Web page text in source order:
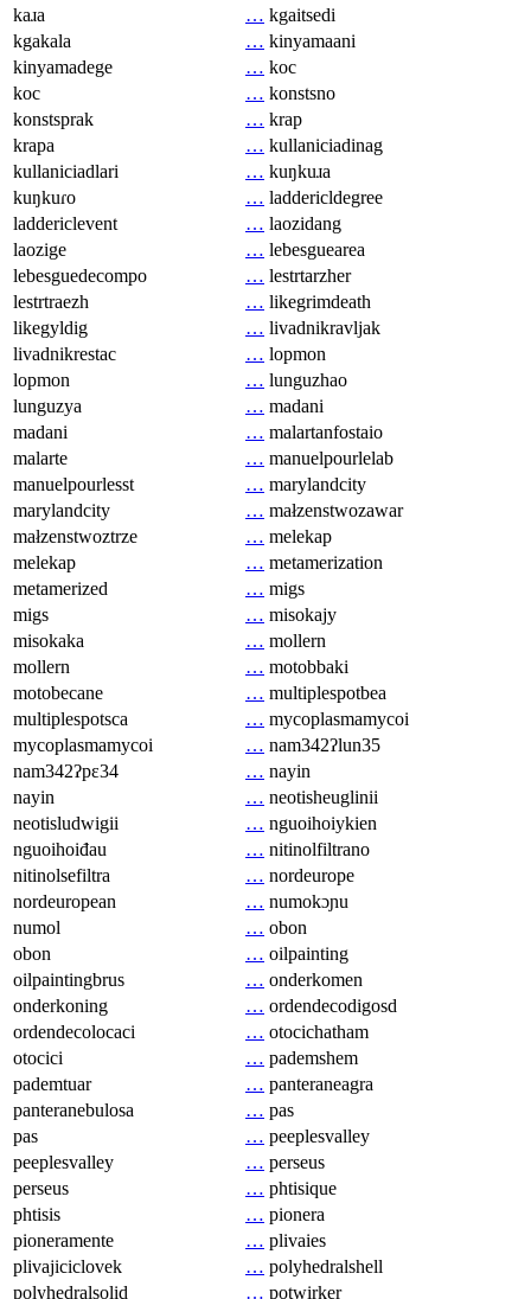
kaɹa
… kgaitsedi
kgakala
… kinyamaani
kinyamadege
… koc
koc
… konstsno
konstsprak
… krap
krapa
… kullaniciadinag
kullaniciadlari
… kuŋkuɹa
kuŋkuɾo
… laddericldegree
laddericlevent
… laozidang
laozige
… lebesguearea
lebesguedecompo
… lestrtarzher
lestrtraezh
… likegrimdeath
likegyldig
… livadnikravljak
livadnikrestac
… lopmon
lopmon
… lunguzhao
lunguzya
… madani
madani
… malartanfostaio
malarte
… manuelpourlelab
manuelpourlesst
… marylandcity
marylandcity
… małzenstwozawar
małzenstwoztrze
… melekap
melekap
… metamerization
metamerized
… migs
migs
… misokajy
misokaka
… mollern
mollern
… motobbaki
motobecane
… multiplespotbea
multiplespotsca
… mycoplasmamycoi
mycoplasmamycoi
… nam342ʔlun35
nam342ʔpɛ34
… nayin
nayin
… neotisheuglinii
neotisludwigii
… nguoihoiykien
nguoihoiđau
… nitinolfiltrano
nitinolsefiltra
… nordeurope
nordeuropean
… numokɔɲu
numol
… obon
obon
… oilpainting
oilpaintingbrus
… onderkomen
onderkoning
… ordendecodigosd
ordendecolocaci
… otocichatham
otocici
… pademshem
pademtuar
… panteraneagra
panteranebulosa
… pas
pas
… peeplesvalley
peeplesvalley
… perseus
perseus
… phtisique
phtisis
… pionera
pioneramente
… plivaies
plivajiciclovek
… polyhedralshell
polyhedralsolid
… potwirker